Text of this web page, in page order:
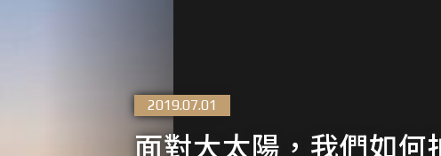
2019.07.01
面對大太陽，我們如何